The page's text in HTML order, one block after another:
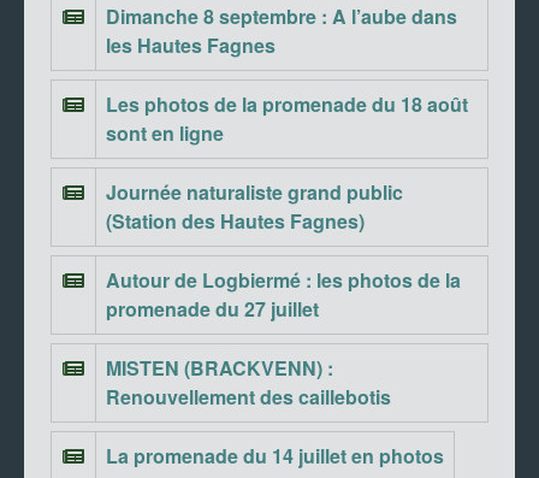
Dimanche 8 septembre : A l’aube dans
les Hautes Fagnes
Les photos de la promenade du 18 août
sont en ligne
Journée naturaliste grand public
(Station des Hautes Fagnes)
Autour de Logbiermé : les photos de la
promenade du 27 juillet
MISTEN (BRACKVENN) :
Renouvellement des caillebotis
La promenade du 14 juillet en photos